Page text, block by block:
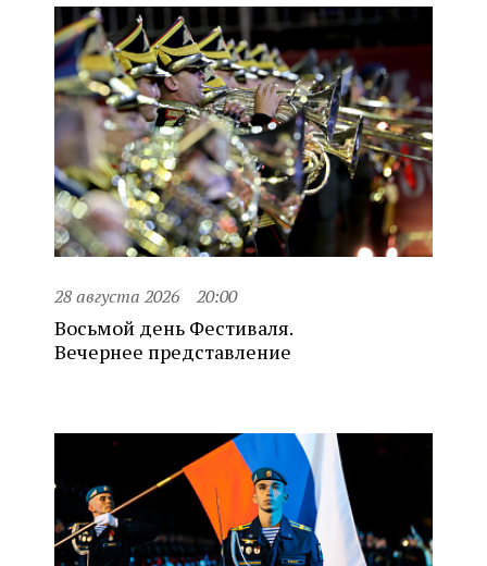
28 августа 2026 20:00
Восьмой день Фестиваля.
Вечернее представление